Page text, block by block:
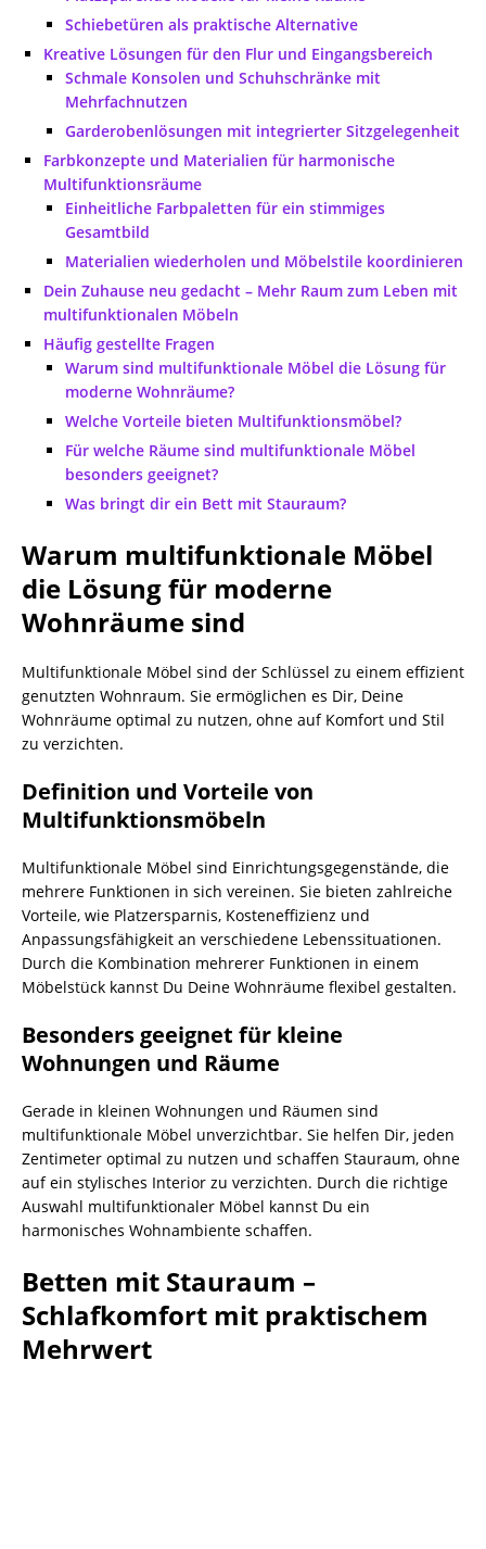
Schiebetüren als praktische Alternative
Kreative Lösungen für den Flur und Eingangsbereich
Schmale Konsolen und Schuhschränke mit
Mehrfachnutzen
Garderobenlösungen mit integrierter Sitzgelegenheit
Farbkonzepte und Materialien für harmonische
Multifunktionsräume
Einheitliche Farbpaletten für ein stimmiges
Gesamtbild
Materialien wiederholen und Möbelstile koordinieren
Dein Zuhause neu gedacht – Mehr Raum zum Leben mit
multifunktionalen Möbeln
Häufig gestellte Fragen
Warum sind multifunktionale Möbel die Lösung für
moderne Wohnräume?
Welche Vorteile bieten Multifunktionsmöbel?
Für welche Räume sind multifunktionale Möbel
besonders geeignet?
Was bringt dir ein Bett mit Stauraum?
Warum multifunktionale Möbel
die Lösung für moderne
Wohnräume sind
Multifunktionale Möbel sind der Schlüssel zu einem effizient
genutzten Wohnraum. Sie ermöglichen es Dir, Deine
Wohnräume optimal zu nutzen, ohne auf Komfort und Stil
zu verzichten.
Definition und Vorteile von
Multifunktionsmöbeln
Multifunktionale Möbel sind Einrichtungsgegenstände, die
mehrere Funktionen in sich vereinen. Sie bieten zahlreiche
Vorteile, wie Platzersparnis, Kosteneffizienz und
Anpassungsfähigkeit an verschiedene Lebenssituationen.
Durch die Kombination mehrerer Funktionen in einem
Möbelstück kannst Du Deine Wohnräume flexibel gestalten.
Besonders geeignet für kleine
Wohnungen und Räume
Gerade in kleinen Wohnungen und Räumen sind
multifunktionale Möbel unverzichtbar. Sie helfen Dir, jeden
Zentimeter optimal zu nutzen und schaffen Stauraum, ohne
auf ein stylisches Interior zu verzichten. Durch die richtige
Auswahl multifunktionaler Möbel kannst Du ein
harmonisches Wohnambiente schaffen.
Betten mit Stauraum –
Schlafkomfort mit praktischem
Mehrwert